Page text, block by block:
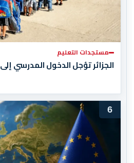
مستجدات التعليم
الجزائر تؤجل الدخول المدرسي إلى 21 شتنبر المقبل
6